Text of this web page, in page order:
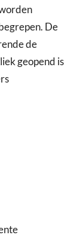
De
de
geopend is